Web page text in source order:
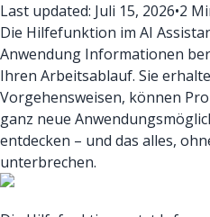
Last updated: Juli 15, 2026•2
Die Hilfefunktion im AI
Anwendung Informationen
Ihren Arbeitsablauf. Sie
Vorgehensweisen, können
ganz neue
entdecken – und das alles,
unterbrechen.